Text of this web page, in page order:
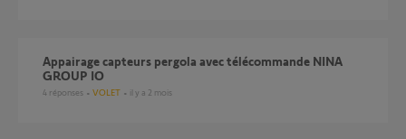
Appairage capteurs pergola avec télécommande NINA
GROUP IO
4 réponses VOLET il y a 2 mois